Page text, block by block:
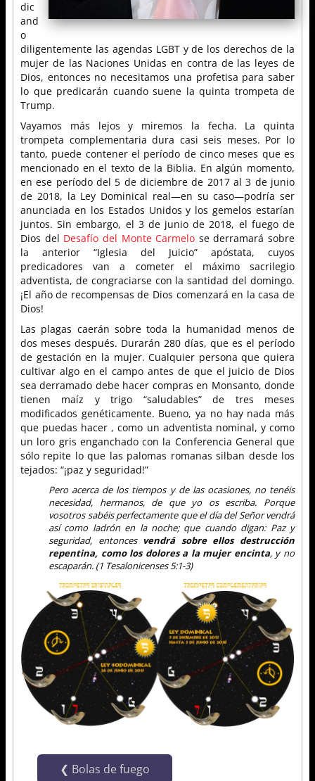
dic
and
o
diligentemente las agendas LGBT y de los derechos de la
mujer de las Naciones Unidas en contra de las leyes de
Dios, entonces no necesitamos una profetisa para saber
lo que predicarán cuando suene la quinta trompeta de
Trump.
Vayamos más lejos y miremos la fecha. La quinta
trompeta complementaria dura casi seis meses. Por lo
tanto, puede contener el período de cinco meses que es
mencionado en el texto de la Biblia. En algún momento,
en ese período del 5 de diciembre de 2017 al 3 de junio
de 2018, la Ley Dominical real—en su caso—podría ser
anunciada en los Estados Unidos y los gemelos estarían
juntos. Sin embargo, el 3 de junio de 2018, el fuego de
Dios del Desafío del Monte Carmelo se derramará sobre
la anterior “Iglesia del Juicio” apóstata, cuyos
predicadores van a cometer el máximo sacrilegio
adventista, de congraciarse con la santidad del domingo.
¡El año de recompensas de Dios comenzará en la casa de
Dios!
Las plagas caerán sobre toda la humanidad menos de
dos meses después. Durarán 280 días, que es el período
de gestación en la mujer. Cualquier persona que quiera
cultivar algo en el campo antes de que el juicio de Dios
sea derramado debe hacer compras en Monsanto, donde
tienen maíz y trigo “saludables” de tres meses
modificados genéticamente. Bueno, ya no hay nada más
que puedas hacer , como un adventista nominal, y como
un loro gris enganchado con la Conferencia General que
sólo repite lo que las palomas romanas silban desde los
tejados: “¡paz y seguridad!”
Pero acerca de los tiempos y de las ocasiones, no tenéis
necesidad, hermanos, de que yo os escriba. Porque
vosotros sabéis perfectamente que el día del Señor vendrá
así como ladrón en la noche; que cuando digan: Paz y
seguridad, entonces vendrá sobre ellos destrucción
repentina, como los dolores a la mujer encinta, y no
escaparán. (1 Tesalonicenses 5:1-3)
Bolas de fuego